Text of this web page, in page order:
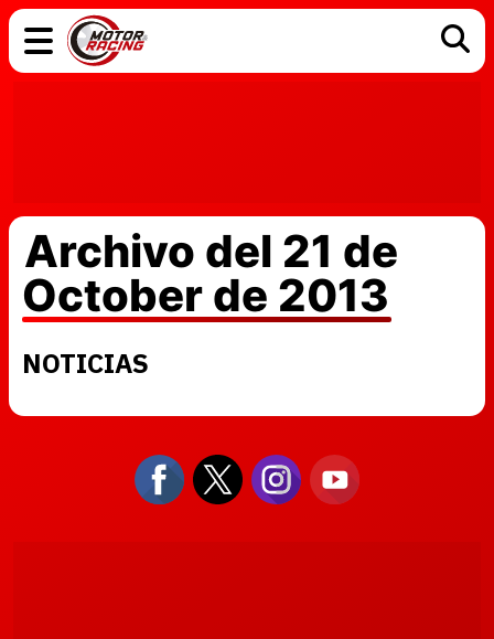
Archivo del 21 de
October de 2013
NOTICIAS